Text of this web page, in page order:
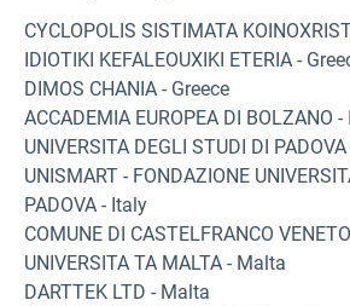
CYCLOPOLIS SISTIMATA
IDIOTIKI KEFALEOUXIKI ETERIA -
DIMOS CHANIA - Greece
ACCADEMIA EUROPEA DI BOLZANO
UNIVERSITA DEGLI STUDI DI
UNISMART - FONDAZIONE
PADOVA - Italy
COMUNE DI CASTELFRANCO
UNIVERSITA TA MALTA - Malta
DARTTEK LTD - Malta